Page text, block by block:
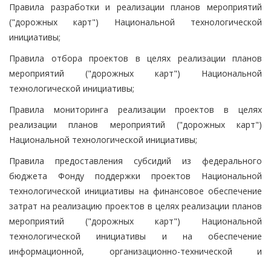
Правила разработки и реализации планов мероприятий
("дорожных карт") Национальной технологической
инициативы;
Правила отбора проектов в целях реализации планов
мероприятий ("дорожных карт") Национальной
технологической инициативы;
Правила мониторинга реализации проектов в целях
реализации планов мероприятий ("дорожных карт")
Национальной технологической инициативы;
Правила предоставления субсидий из федерального
бюджета Фонду поддержки проектов Национальной
технологической инициативы на финансовое обеспечение
затрат на реализацию проектов в целях реализации планов
мероприятий ("дорожных карт") Национальной
технологической инициативы и на обеспечение
информационной, организационно-технической и